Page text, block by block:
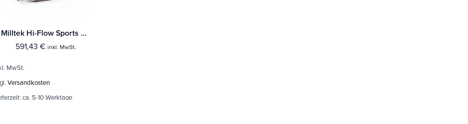
Milltek Hi-Flow Sports Cat Renault Clio 197 2.0 16v
591,43 € inkl. MwSt.
MwSt.
Versandkosten
ca. 5-10 Werktage